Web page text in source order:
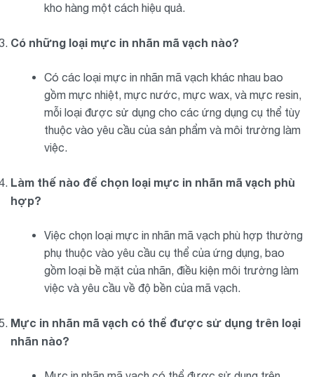
kho hàng một cách hiệu quả.
Có những loại mực in nhãn mã vạch nào?
Có các loại mực in nhãn mã vạch khác nhau bao
gồm mực nhiệt, mực nước, mực wax, và mực resin,
mỗi loại được sử dụng cho các ứng dụng cụ thể tùy
thuộc vào yêu cầu của sản phẩm và môi trường làm
việc.
Làm thế nào để chọn loại mực in nhãn mã vạch phù
hợp?
Việc chọn loại mực in nhãn mã vạch phù hợp thường
phụ thuộc vào yêu cầu cụ thể của ứng dụng, bao
gồm loại bề mặt của nhãn, điều kiện môi trường làm
việc và yêu cầu về độ bền của mã vạch.
Mực in nhãn mã vạch có thể được sử dụng trên loại
nhãn nào?